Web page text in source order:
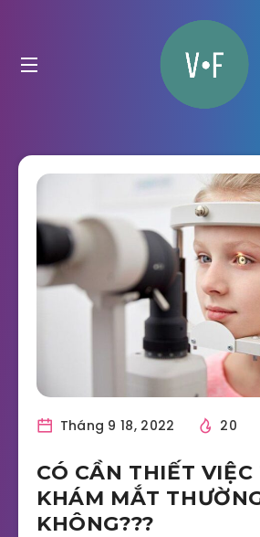
Tháng 9 18, 2022 20
CÓ CẦN THIẾT
KHÁM MẮT
KHÔNG???